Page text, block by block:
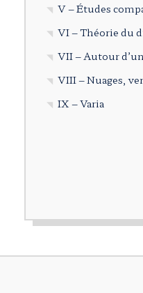
V – Études
VI – Théorie du
VII – Autour
VIII – Nuages,
IX – Varia